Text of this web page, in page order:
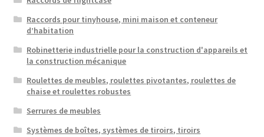
Raccords pour tinyhouse, mini maison et conteneur
d’habitation
Robinetterie industrielle pour la construction d'appareils et
la construction mécanique
Roulettes de meubles, roulettes pivotantes, roulettes de
chaise et roulettes robustes
Serrures de meubles
Systèmes de boîtes, systèmes de tiroirs, tiroirs